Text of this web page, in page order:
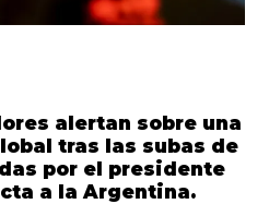
alertan sobre una
tras las subas de
por el presidente
a la Argentina.